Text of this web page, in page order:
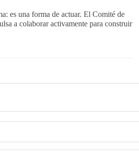
es una forma de actuar. El Comité de
a colaborar activamente para construir